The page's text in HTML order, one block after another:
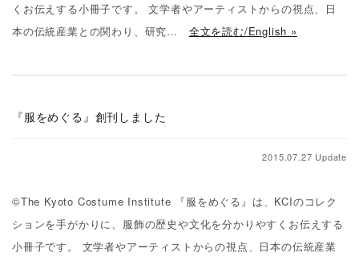
くお伝えする小冊子です。 文学者やアーティストからの視点、日
本の伝統産業との関わり、研究… 全文を読む/English »
『服をめぐる』創刊しました
2015.07.27 Update
©The Kyoto Costume Institute 『服をめぐる』は、KCIのコレク
ションを手がかりに、服飾の歴史や文化を分かりやすくお伝えする
小冊子です。 文学者やアーティストからの視点、日本の伝統産業